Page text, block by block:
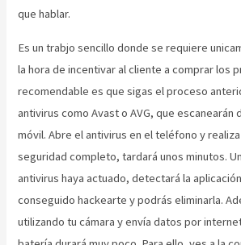
que hablar.
Es un trabjo sencillo donde se requiere
la hora de incentivar al cliente a comprar los
recomendable es que sigas el proceso
antivirus como Avast o AVG, que
móvil. Abre el antivirus en el teléfono y
seguridad completo, tardará unos minutos.
antivirus haya actuado, detectará la
conseguido hackearte y podrás eliminarla.
utilizando tu cámara y envía datos por